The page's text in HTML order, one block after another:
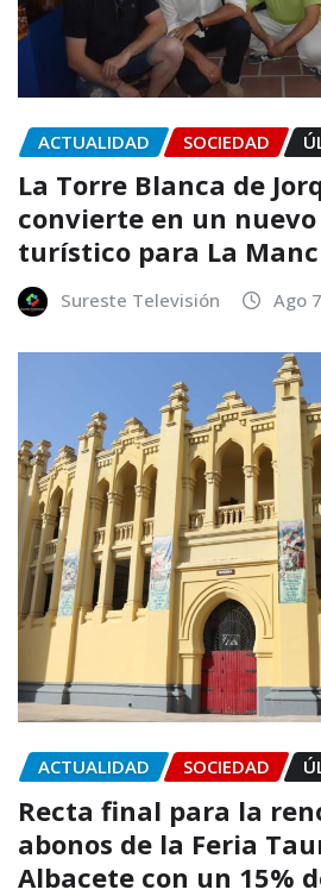
ACTUALIDAD SOCIEDAD
La Torre Blanca de
convierte en un
turístico para La
Sureste Televisión Ago
ACTUALIDAD SOCIEDAD
Recta final para la
abonos de la Feria
Albacete con un 15%